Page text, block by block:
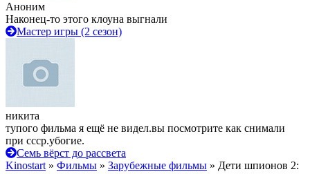
Аноним
Наконец-то этого клоуна выгнали
Мастер игры (2 сезон)
никита
тупого фильма я ещё не видел.вы посмотрите как снимали
при ссср.убогие.
Семь вёрст до рассвета
Kinostart » Фильмы » Зарубежные фильмы » Дети шпионов 2: